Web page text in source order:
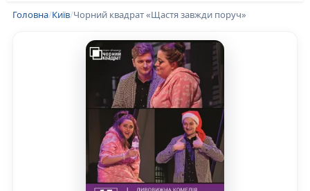
Головна/Київ/Чорний квадрат «Щастя завжди поруч»